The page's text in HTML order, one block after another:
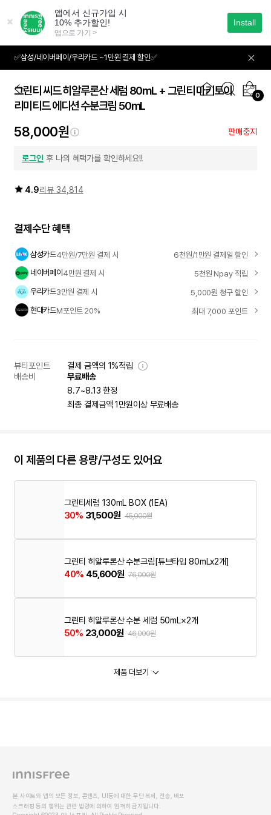
가
✅삼성/네이버페이/우리카드 ~1만원 결제 할인✅
0
01 04
그린티 씨드 히알루론산 세럼 80mL + 그린티 마키토이
리미티드 에디션 수분크림 50mL
58,000원 판매중지
로그인 후 나의 혜택가를 확인하세요!!
4.9리뷰 34,814
결제수단 혜택
삼성카드4만원/7만원 결제 시
6천원/1만원 결제일 할인
네이버페이4만원 결제 시
5천원 Npay 적립
우리카드3만원 결제 시
5,000원 청구 할인
현대카드M포인트 20% 최대 7,000 포인트
뷰티포인트
결제 금액의 1%적립
배송비
무료배송
8.7~8.13 한정
최종 결제금액 1만원이상 무료배송
이 제품의 다른 용량/구성도 있어요
그린티세럼 130mL BOX (1EA)
30% 31,500원 45,000원
그린티 히알루론산 수분크림[튜브타입 80mLx2개]
40% 45,600원 76,000원
그린티 히알루론산 수분 세럼 50mL×2개
50% 23,000원 46,000원
제품 더보기
본 사이트와 앱의 모든 정보, 콘텐츠, UI등에 대한 무단 복제, 전송, 배포
스크래핑 등의 행위는 관련 법령에 의하여 엄격히 금지됩니다.